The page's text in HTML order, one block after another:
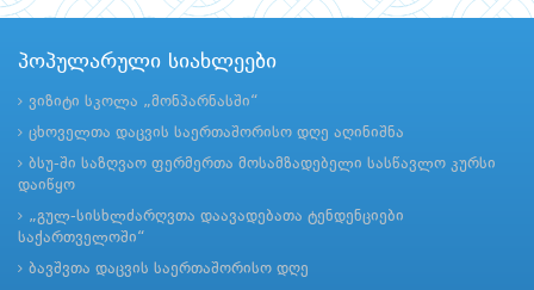
პოპულარული სიახლეები
ვიზიტი სკოლა „მონპარნასში“
ცხოველთა დაცვის საერთაშორისო დღე აღინიშნა
ბსუ-ში საზღვაო ფერმერთა მოსამზადებელი სასწავლო კურსი
დაიწყო
„გულ-სისხლძარღვთა დაავადებათა ტენდენციები
საქართველოში“
ბავშვთა დაცვის საერთაშორისო დღე